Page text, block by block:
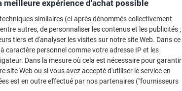
6,49 € Paquet
À partir de 3 Paquets
7,85 € TVA incl.
Quantité TVA excl.
1Paquet 7,29 €
expérience d'achat possible
similaires (ci-après dénommés collectivement
autres, de personnaliser les contenus et les publicités ;
tiers et d'analyser les visites sur notre site Web. Dans ce
caractère personnel comme votre adresse IP et les
Dans la mesure où cela est nécessaire pour garantir
site Web ou si vous avez accepté d'utiliser le service en
est en outre effectué par nos partenaires ("fournisseurs